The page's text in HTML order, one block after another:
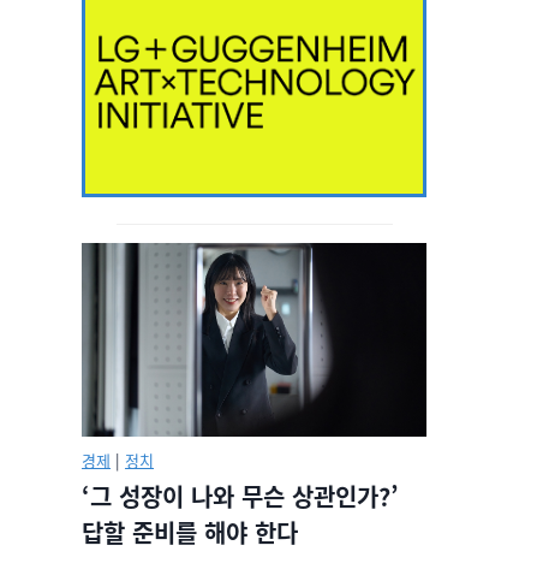
경제 | 정치
‘그 성장이 나와 무슨 상관인가?’
답할 준비를 해야 한다